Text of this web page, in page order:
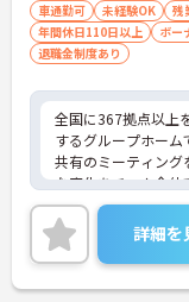
【医療機関と連携し
ケアスキルを磨ける
も連携しているた
きる安心・安全な
・資格取得に向け
できる場合が多く、
ら着実に専門性を高
【リフレッシュ休
で、自分らしく無
・年間107日の休日
ュ休暇が支給され
車通勤可 未経験OK 残
年間休日110日以上
ボー
退職金制度あり
全国に367拠点以上
するグループホー
共有のミーティング
な変化をチーム全
すぐに相談できる安
面では、賞与年2回
寄与を評価する特別
チベーションを保ち
らに、清潔感があ
詳細を